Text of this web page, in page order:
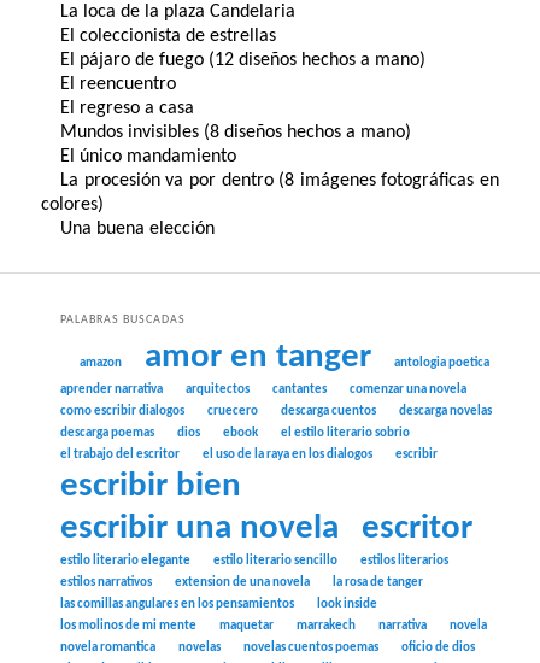
La loca de la plaza Candelaria
El coleccionista de estrellas
El pájaro de fuego (12 diseños hechos a mano)
El reencuentro
El regreso a casa
Mundos invisibles (8 diseños hechos a mano)
El único mandamiento
La procesión va por dentro (8 imágenes fotográficas en
colores)
Una buena elección
PALABRAS BUSCADAS
amazon amor en tanger
antologia poetica
aprender narrativa
arquitectos cantantes
comenzar una novela
como escribir dialogos
cruecero descarga cuentos
descarga novelas
descarga poemas
dios ebook
el estilo literario sobrio
el trabajo del escritor
el uso de la raya en los dialogos escribir
escribir bien
escribir una novela
escritor
estilo literario elegante estilo literario sencillo
estilos literarios
estilos narrativos
extension de una novela
la rosa de tanger
las comillas angulares en los pensamientos
look inside
los molinos de mi mente
maquetar marrakech narrativa
novela
novela romantica
novelas novelas cuentos poemas oficio de dios